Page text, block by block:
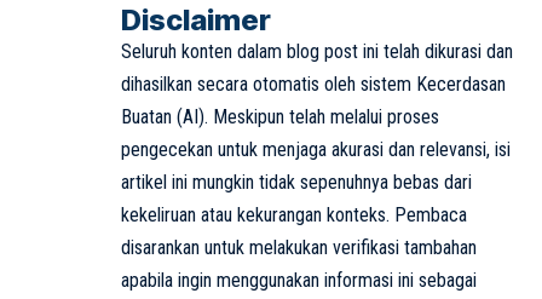
Disclaimer
Seluruh konten dalam blog post ini telah dikurasi dan
dihasilkan secara otomatis oleh sistem Kecerdasan
Buatan (AI). Meskipun telah melalui proses
pengecekan untuk menjaga akurasi dan relevansi, isi
artikel ini mungkin tidak sepenuhnya bebas dari
kekeliruan atau kekurangan konteks. Pembaca
disarankan untuk melakukan verifikasi tambahan
apabila ingin menggunakan informasi ini sebagai